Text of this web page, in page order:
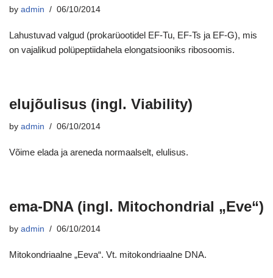
by admin 06/10/2014
Lahustuvad valgud (prokarüootidel EF-Tu, EF-Ts ja EF-G), mis
on vajalikud polüpeptiidahela elongatsiooniks ribosoomis.
elujõulisus (ingl. Viability)
by admin 06/10/2014
Võime elada ja areneda normaalselt, elulisus.
ema-DNA (ingl. Mitochondrial „Eve“)
by admin 06/10/2014
Mitokondriaalne „Eeva“. Vt. mitokondriaalne DNA.